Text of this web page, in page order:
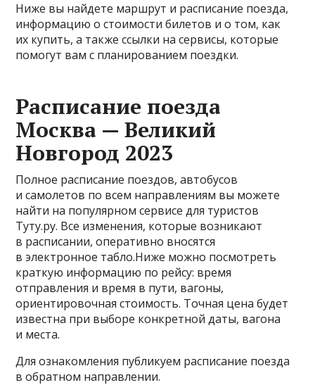
Ниже вы найдете маршрут и расписание поезда,
информацию о стоимости билетов и о том, как
их купить, а также ссылки на сервисы, которые
помогут вам с планированием поездки.
Расписание поезда
Москва — Великий
Новгород 2023
Полное расписание поездов, автобусов
и самолетов по всем направлениям вы можете
найти на популярном сервисе для туристов
Туту.ру. Все изменения, которые возникают
в расписании, оперативно вносятся
в электронное табло.Ниже можно посмотреть
краткую информацию по рейсу: время
отправления и время в пути, вагоны,
ориентировочная стоимость. Точная цена будет
известна при выборе конкретной даты, вагона
и места.
Для ознакомления публикуем расписание поезда
в обратном направлении.